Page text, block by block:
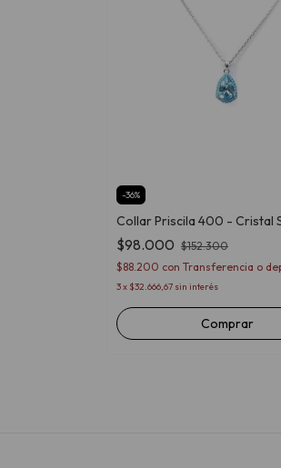
-36%
Collar Priscila 400 - Cristal
$98.000 $152.300
$88.200 con Transferencia o
3x $32.666,67 sin interés
Comprar